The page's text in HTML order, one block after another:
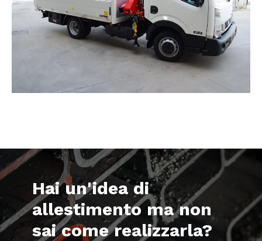
Hai un'idea di
allestimento ma non
sai come realizzarla?